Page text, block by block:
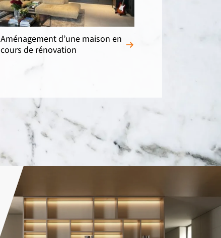
Aménagement d’une maison en
cours de rénovation